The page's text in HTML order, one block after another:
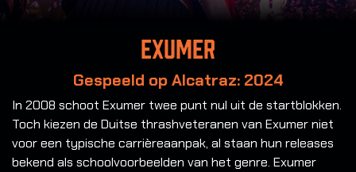
Exumer
Gespeeld op Alcatraz: 2024
In 2008 schoot Exumer twee punt nul uit de startblokken.
Toch kiezen de Duitse thrashveteranen van Exumer niet
voor een typische carrièreaanpak, al staan hun releases
bekend als schoolvoorbeelden van het genre. Exumer